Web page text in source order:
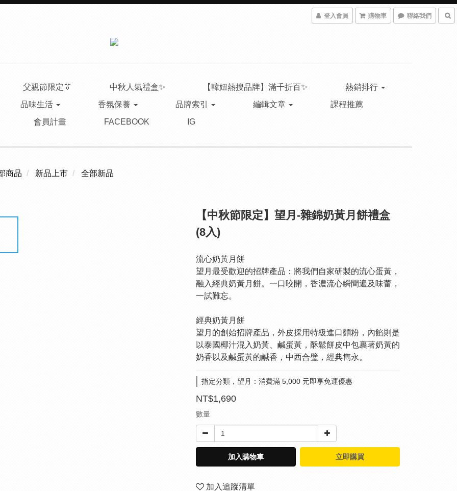
登入會員 購物車 聯絡我們
父親節限定👔 中秋人氣禮盒✨ 【韓妞熱搜品牌】滿千折百✨
熱銷排行
品味生活
香氛保養 品牌索引 編輯文章
課程推薦
會員計畫
FACEBOOK IG
商品 新品上市 全部新品
【中秋節限定】望月-雜錦奶黃月餅禮盒
(8入)
流心奶黃月餅
望月最受歡迎的招牌產品：將我們自家研製的流心蛋黃，
融入經典奶黃月餅。一口咬開，香濃流心瞬間遍及味蕾，
一試難忘。
經典奶黃月餅
望月的創始招牌產品，外皮採用特級進口麵粉，內餡則是
以泰國椰汁混入奶黃、鹹蛋黃，酥鬆餅皮中包裹著奶黃的
奶香以及鹹蛋黃的鹹香，中西合璧，經典雋永。
指定分類，望月：消費滿 5,000 元即享免運優惠
NT$1,690
數量
加入購物車 立即購買
加入追蹤清單